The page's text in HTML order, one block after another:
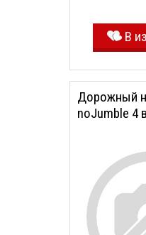
В
Дорожный
noJumble 4